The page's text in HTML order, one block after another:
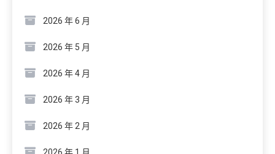
2026 年 6 月
2026 年 5 月
2026 年 4 月
2026 年 3 月
2026 年 2 月
2026 年 1 月